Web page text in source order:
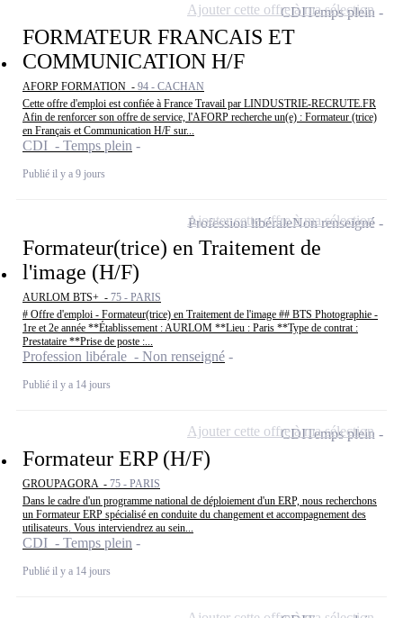
FORMATEUR FRANCAIS ET
COMMUNICATION H/F
AFORP FORMATION - 94 - CACHAN
Cette offre d'emploi est confiée à France Travail par LINDUSTRIE-RECRUTE.FR
Afin de renforcer son offre de service, l'AFORP recherche un(e) : Formateur (trice)
en Français et Communication H/F sur...
CDI - Temps plein
Publié il y a 9 jours
CDITemps plein
Ajouter cette offre à ma sélection
Formateur(trice) en Traitement de
l'image (H/F)
AURLOM BTS+ - 75 - PARIS
# Offre d'emploi - Formateur(trice) en Traitement de l'image ## BTS Photographie -
1re et 2e année **Établissement : AURLOM **Lieu : Paris **Type de contrat :
Prestataire **Prise de poste :...
Profession libérale - Non renseigné
Publié il y a 14 jours
Profession libéraleNon renseigné
Ajouter cette offre à ma sélection
Formateur ERP (H/F)
GROUPAGORA - 75 - PARIS
Dans le cadre d'un programme national de déploiement d'un ERP, nous recherchons
un Formateur ERP spécialisé en conduite du changement et accompagnement des
utilisateurs. Vous interviendrez au sein...
CDI - Temps plein
Publié il y a 14 jours
CDITemps plein
Ajouter cette offre à ma sélection